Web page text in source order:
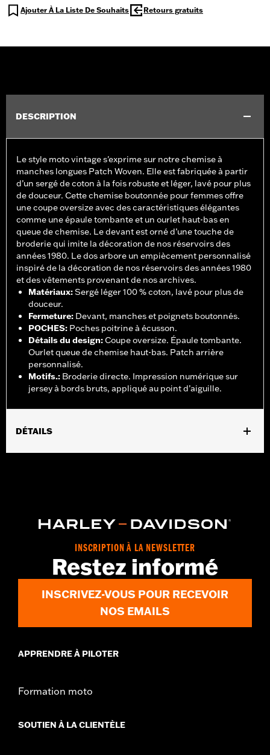
Ajouter À La Liste De Souhaits Retours gratuits
DESCRIPTION
Le style moto vintage s'exprime sur notre chemise à
manches longues Patch Woven. Elle est fabriquée à partir
d’un sergé de coton à la fois robuste et léger, lavé pour plus
de douceur. Cette chemise boutonnée pour femmes offre
une coupe oversize avec des caractéristiques élégantes
comme une épaule tombante et un ourlet haut-bas en
queue de chemise. Le devant est orné d’une touche de
broderie qui imite la décoration de nos réservoirs des
années 1980. Le dos arbore un empiècement personnalisé
inspiré de la décoration de nos réservoirs des années 1980
et des vêtements provenant de nos archives.
Matériaux:Sergé léger 100 % coton, lavé pour plus de
douceur.
Fermeture: Devant, manches et poignets boutonnés.
POCHES: Poches poitrine à écusson.
Détails du design:Coupe oversize. Épaule tombante.
Ourlet queue de chemise haut-bas. Patch arrière
personnalisé.
Motifs.: Broderie directe. Impression numérique sur
jersey à bords bruts, appliqué au point d’aiguille.
DÉTAILS
INSCRIPTION À LA NEWSLETTER
Restez informé
INSCRIVEZ-VOUS POUR RECEVOIR
NOS EMAILS
APPRENDRE À PILOTER
Formation moto
SOUTIEN À LA CLIENTÈLE